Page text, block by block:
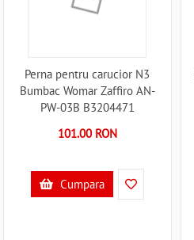
Perna pentru carucior N3
Bumbac Womar Zaffiro AN-
PW-03B B3204471
101.00 RON
Cumpara